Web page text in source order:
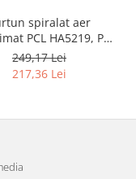
spiralat aer
PCL HA5219, PU,
mm, 10 m, filet 1/4"
BSP
249,17 Lei
217,36 Lei